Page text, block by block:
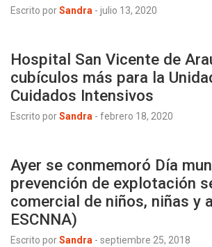
Escrito porSandra - julio 13, 2020
Hospital San Vicente de
cubículos más para la
Cuidados Intensivos
Escrito porSandra - febrero 18, 2020
Ayer se conmemoró Día
prevención de explotación
comercial de niños, niñas y
ESCNNA)
Escrito porSandra - septiembre 25, 2018